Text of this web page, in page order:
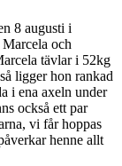
8 augusti i
och
tävlar i 52kg
så ligger hon rankad
i ena axeln under
också ett par
vi får hoppas
henne allt